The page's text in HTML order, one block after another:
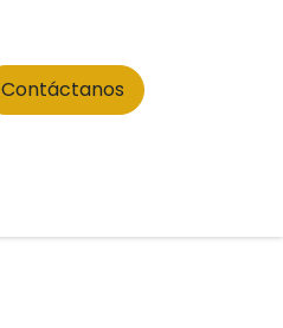
Contáctanos